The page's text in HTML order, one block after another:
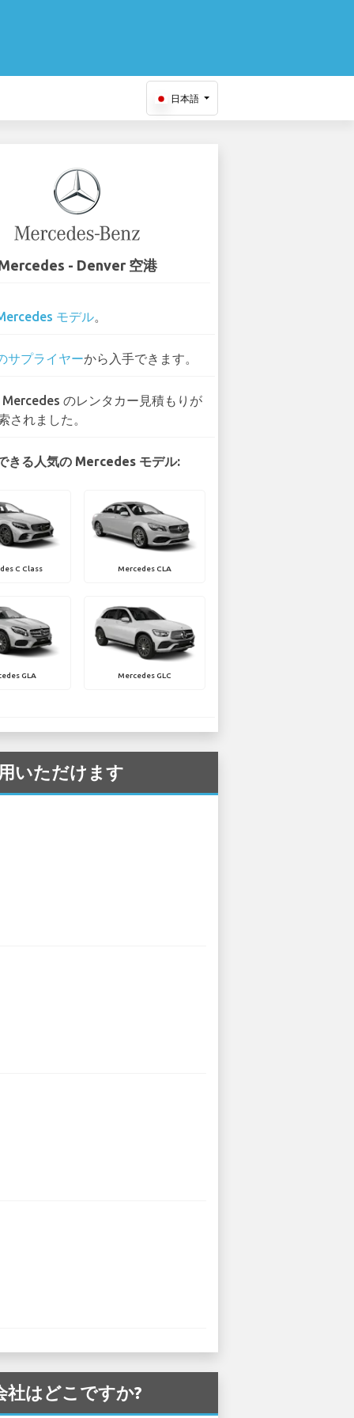
日本語
- Denver 空港
モデル。
サプライヤーから入手できます。
Mercedes のレンタカー見積もりが
されました。
きる人気の Mercedes モデル:
C Class Mercedes CLA
GLA Mercedes GLC
いただけます
はどこですか?